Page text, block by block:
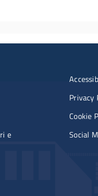
e
Privacy
Cookie
Social